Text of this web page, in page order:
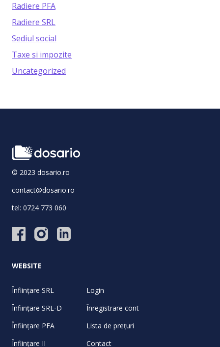
Radiere PFA
Radiere SRL
Sediul social
Taxe si impozite
Uncategorized
© 2023 dosario.ro
contact@dosario.ro
tel: 0724 773 060
WEBSITE
Înființare SRL
Înființare SRL-D
Înființare PFA
Înființare II
Login
Înregistrare cont
Lista de prețuri
Contact